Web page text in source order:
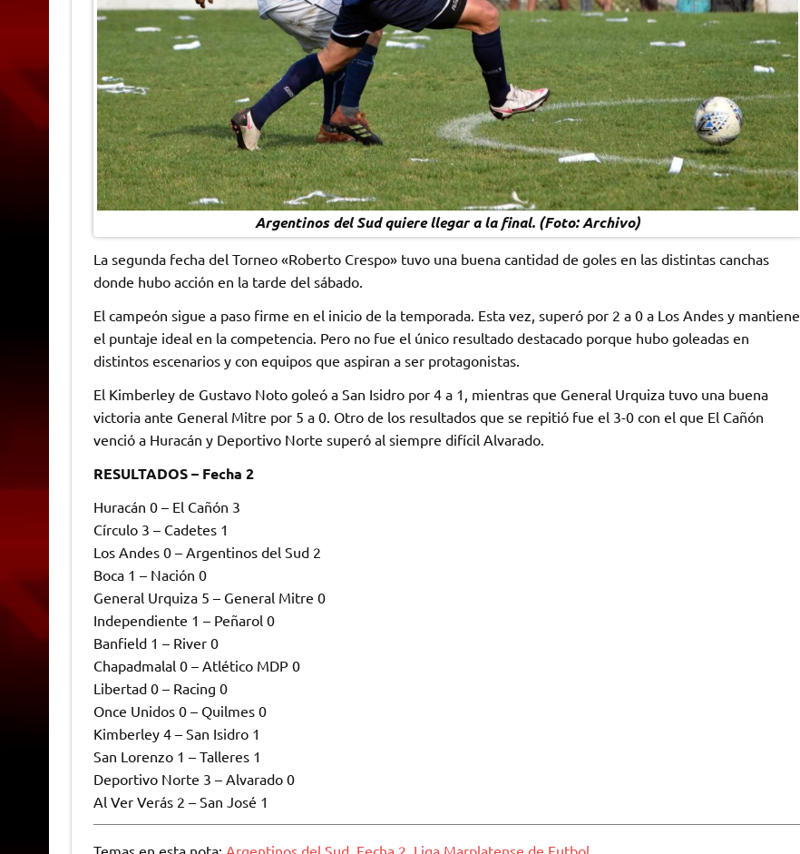
Argentinos del Sud quiere llegar a la final. (Foto: Archivo)
La segunda fecha del Torneo «Roberto Crespo» tuvo una buena cantidad de goles en las distintas canchas
donde hubo acción en la tarde del sábado.
El campeón sigue a paso firme en el inicio de la temporada. Esta vez, superó por 2 a 0 a Los Andes y mantiene
el puntaje ideal en la competencia. Pero no fue el único resultado destacado porque hubo goleadas en
distintos escenarios y con equipos que aspiran a ser protagonistas.
El Kimberley de Gustavo Noto goleó a San Isidro por 4 a 1, mientras que General Urquiza tuvo una buena
victoria ante General Mitre por 5 a 0. Otro de los resultados que se repitió fue el 3-0 con el que El Cañón
venció a Huracán y Deportivo Norte superó al siempre difícil Alvarado.
RESULTADOS – Fecha 2
Huracán 0 – El Cañón 3
Círculo 3 – Cadetes 1
Los Andes 0 – Argentinos del Sud 2
Boca 1 – Nación 0
General Urquiza 5 – General Mitre 0
Independiente 1 – Peñarol 0
Banfield 1 – River 0
Chapadmalal 0 – Atlético MDP 0
Libertad 0 – Racing 0
Once Unidos 0 – Quilmes 0
Kimberley 4 – San Isidro 1
San Lorenzo 1 – Talleres 1
Deportivo Norte 3 – Alvarado 0
Al Ver Verás 2 – San José 1